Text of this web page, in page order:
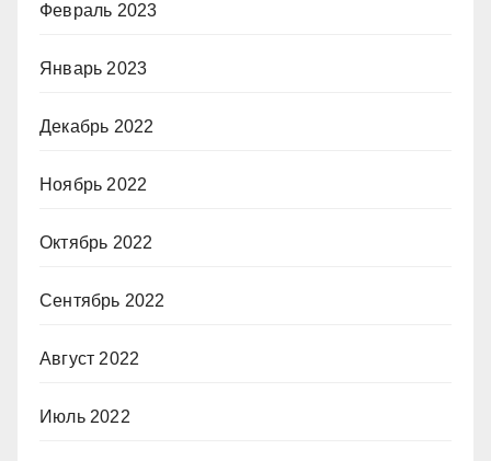
Февраль 2023
Январь 2023
Декабрь 2022
Ноябрь 2022
Октябрь 2022
Сентябрь 2022
Август 2022
Июль 2022